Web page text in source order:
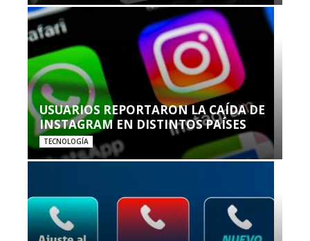
USUARIOS REPORTARON LA CAÍDA DE
INSTAGRAM EN DISTINTOS PAÍSES
TECNOLOGÍA